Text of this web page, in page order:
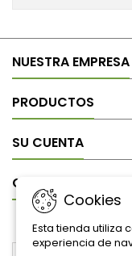
NUESTRA EMPRESA
PRODUCTOS
SU CUENTA
CONTACTO
Cookies
Esta tienda utiliza
experiencia de